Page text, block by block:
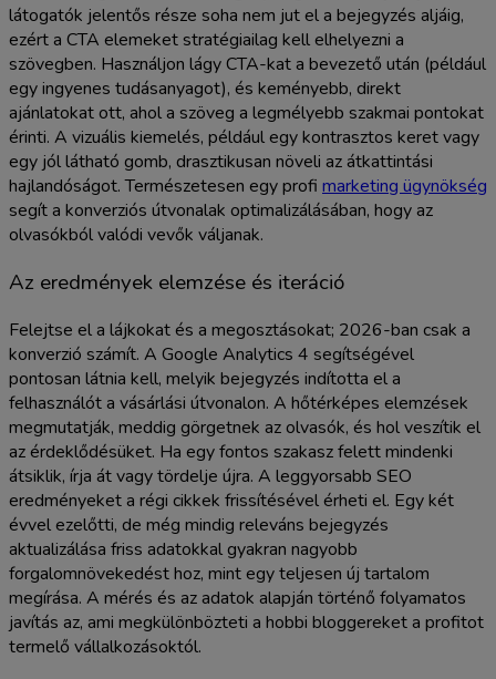
látogatók jelentős része soha nem jut el a bejegyzés aljáig,
ezért a CTA elemeket stratégiailag kell elhelyezni a
szövegben. Használjon lágy CTA-kat a bevezető után (például
egy ingyenes tudásanyagot), és keményebb, direkt
ajánlatokat ott, ahol a szöveg a legmélyebb szakmai pontokat
érinti. A vizuális kiemelés, például egy kontrasztos keret vagy
egy jól látható gomb, drasztikusan növeli az átkattintási
hajlandóságot. Természetesen egy profi marketing ügynökség
segít a konverziós útvonalak optimalizálásában, hogy az
olvasókból valódi vevők váljanak.
Az eredmények elemzése és iteráció
Felejtse el a lájkokat és a megosztásokat; 2026-ban csak a
konverzió számít. A Google Analytics 4 segítségével
pontosan látnia kell, melyik bejegyzés indította el a
felhasználót a vásárlási útvonalon. A hőtérképes elemzések
megmutatják, meddig görgetnek az olvasók, és hol veszítik el
az érdeklődésüket. Ha egy fontos szakasz felett mindenki
átsiklik, írja át vagy tördelje újra. A leggyorsabb SEO
eredményeket a régi cikkek frissítésével érheti el. Egy két
évvel ezelőtti, de még mindig releváns bejegyzés
aktualizálása friss adatokkal gyakran nagyobb
forgalomnövekedést hoz, mint egy teljesen új tartalom
megírása. A mérés és az adatok alapján történő folyamatos
javítás az, ami megkülönbözteti a hobbi bloggereket a profitot
termelő vállalkozásoktól.